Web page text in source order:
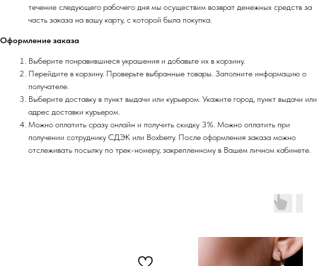
течение следующего рабочего дня мы осуществим возврат денежных средств за
часть заказа на вашу карту, с которой была покупка.
Оформление заказа
Выберите понравившиеся украшения и добавьте их в корзину.
Перейдите в корзину. Проверьте выбранные товары. Заполните информацию о
получателе.
Выберите доставку в пункт выдачи или курьером. Укажите город, пункт выдачи или
адрес доставки курьером.
Можно оплатить сразу онлайн и получить скидку 3%. Можно оплатить при
получении сотруднику СДЭК или Boxberry. После оформления заказа можно
отслеживать посылку по трек-номеру, закрепленному в Вашем личном кабинете.